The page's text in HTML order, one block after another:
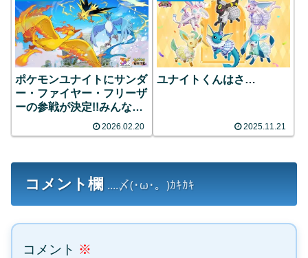
ポケモンユナイトにサンダ
ー・ファイヤー・フリーザ
ーの参戦が決定!!みんなの
2026.02.20
ユナイトくんはさ…
2025.11.21
コメント欄 ....〆(･ω･。)ｶｷｶｷ
コメント ※